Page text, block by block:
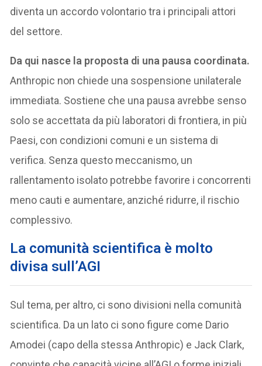
diventa un accordo volontario tra i principali attori
del settore.
Da qui nasce la proposta di una pausa coordinata.
Anthropic non chiede una sospensione unilaterale
immediata. Sostiene che una pausa avrebbe senso
solo se accettata da più laboratori di frontiera, in più
Paesi, con condizioni comuni e un sistema di
verifica. Senza questo meccanismo, un
rallentamento isolato potrebbe favorire i concorrenti
meno cauti e aumentare, anziché ridurre, il rischio
complessivo.
La comunità scientifica è molto
divisa sull’AGI
Sul tema, per altro, ci sono divisioni nella comunità
scientifica. Da un lato ci sono figure come Dario
Amodei (capo della stessa Anthropic) e Jack Clark,